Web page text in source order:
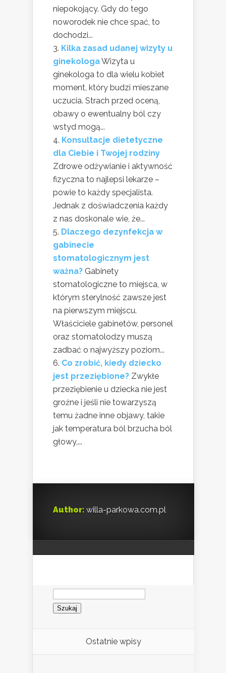
niepokojący. Gdy do tego
noworodek nie chce spać, to
dochodzi...
Kilka zasad udanej wizyty u
ginekologaWizyta u
ginekologa to dla wielu kobiet
moment, który budzi mieszane
uczucia. Strach przed oceną,
obawy o ewentualny ból czy
wstyd mogą...
Konsultacje dietetyczne
dla Ciebie i Twojej rodziny
Zdrowe odżywianie i aktywność
fizyczna to najlepsi lekarze –
powie to każdy specjalista.
Jednak z doświadczenia każdy
z nas doskonale wie, że...
Dlaczego dezynfekcja w
gabinecie
stomatologicznym jest
ważna? Gabinety
stomatologiczne to miejsca, w
którym sterylność zawsze jest
na pierwszym miejscu.
Właściciele gabinetów, personel
oraz stomatolodzy muszą
zadbać o najwyższy poziom...
Co zrobić, kiedy dziecko
jest przeziębione? Zwykłe
przeziębienie u dziecka nie jest
groźne i jeśli nie towarzyszą
temu żadne inne objawy, takie
jak temperatura ból brzucha ból
głowy,...
Author: willa-parkowa.com.pl
Szukaj:
Ostatnie wpisy